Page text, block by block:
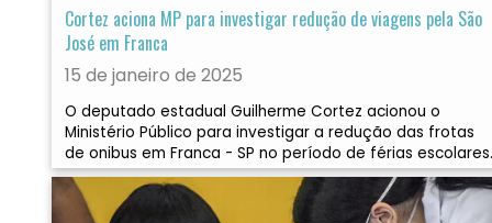
Cortez aciona MP para investigar redução de viagens pela São
José em Franca
15 de janeiro de 2025
O deputado estadual Guilherme Cortez acionou o
Ministério Público para investigar a redução das frotas
de onibus em Franca - SP no período de férias escolares.